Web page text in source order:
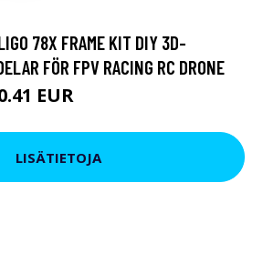
78X FRAME KIT DIY 3D-
FÖR FPV RACING RC DRONE
EUR
LISÄTIETOJA